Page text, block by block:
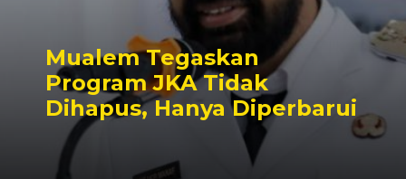
Mualem Tegaskan
Program JKA Tidak
Dihapus, Hanya Diperbarui